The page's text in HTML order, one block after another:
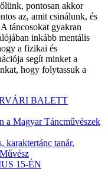
pontosan akkor
az, amit csinálunk, és
táncosokat gyakran
inkább mentális
a fizikai és
segít minket a
hogy folytassuk a
BALETT
a Magyar Táncművészek
karaktertánc tanár,
15-ÉN